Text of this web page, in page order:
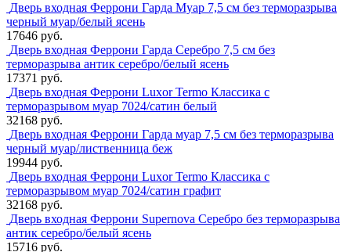
Дверь входная Феррони Гарда Муар 7,5 см без терморазрыва
черный муар/белый ясень
17646 руб.
Дверь входная Феррони Гарда Серебро 7,5 см без
терморазрыва антик серебро/белый ясень
17371 руб.
Дверь входная Феррони Luxor Termo Классика с
терморазрывом муар 7024/сатин белый
32168 руб.
Дверь входная Феррони Гарда муар 7,5 см без терморазрыва
черный муар/лиственница беж
19944 руб.
Дверь входная Феррони Luxor Termo Классика с
терморазрывом муар 7024/сатин графит
32168 руб.
Дверь входная Феррони Supernova Серебро без терморазрыва
антик серебро/белый ясень
15716 руб.